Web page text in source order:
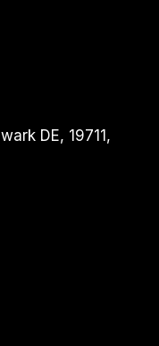
DE, 19711,